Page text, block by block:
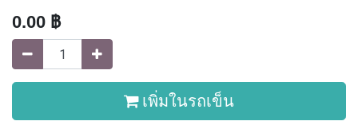
0.00 ฿
เพิ่มในรถเข็น